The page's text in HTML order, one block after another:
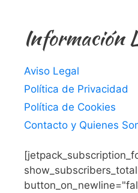
Información
Aviso Legal
Política de Privacidad
Política de Cookies
Contacto y Quienes